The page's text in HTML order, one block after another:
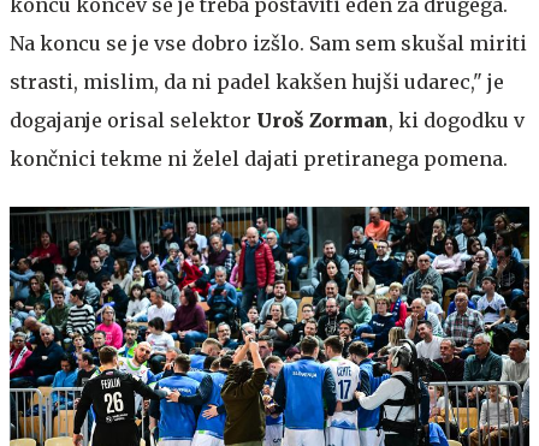
Na koncu se je vse dobro izšlo. Sam sem skušal miriti
strasti, mislim, da ni padel kakšen hujši udarec," je
dogajanje orisal selektor Uroš Zorman, ki dogodku v
končnici tekme ni želel dajati pretiranega pomena.